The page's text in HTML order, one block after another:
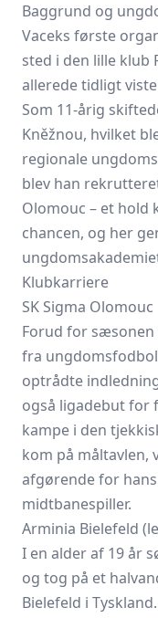
Baggrund og
Vaceks første
sted i den lille klub
allerede tidligt
Som 11-årig
Kněžnou, hvilket
regionale
blev han
Olomouc – et hold
chancen, og her
Klubkarriere
SK Sigma Olomouc
Forud for sæsonen
fra
optrådte
også ligadebut for
kampe i den
kom på måltavlen,
afgørende for
midtbanespiller.
Arminia Bielefeld
I en alder af 19 år
og tog på et
Bielefeld i